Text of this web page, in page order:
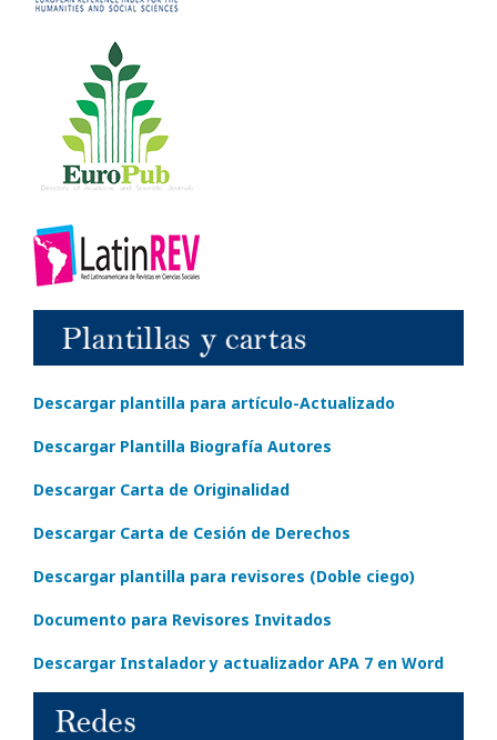
Descargar plantilla para artículo-Actualizado
Descargar Plantilla Biografía Autores
Descargar Carta de Originalidad
Descargar Carta de Cesión de Derechos
Descargar plantilla para revisores (Doble ciego)
Documento para Revisores Invitados
Descargar Instalador y actualizador APA 7 en Word